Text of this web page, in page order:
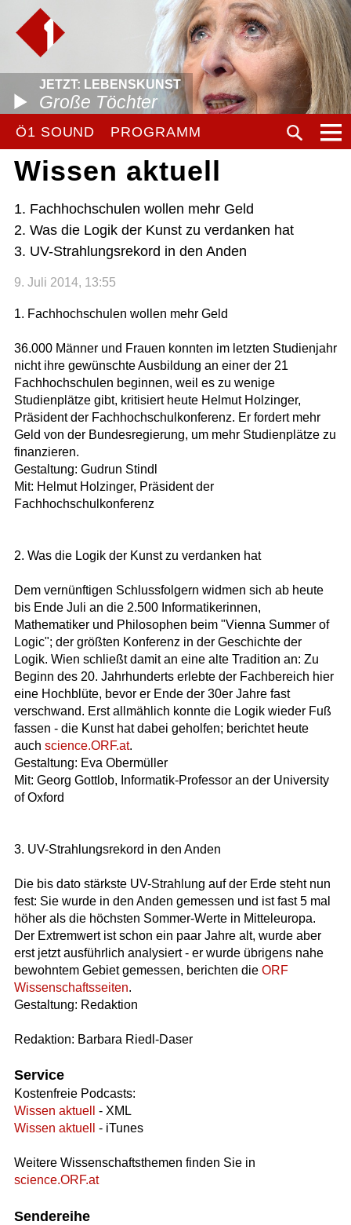
JETZT: LEBENSKUNST
Große Töchter
Ö1 SOUND PROGRAMM
Wissen aktuell
1. Fachhochschulen wollen mehr Geld
2. Was die Logik der Kunst zu verdanken hat
3. UV-Strahlungsrekord in den Anden
9. Juli 2014, 13:55
1. Fachhochschulen wollen mehr Geld
36.000 Männer und Frauen konnten im letzten Studienjahr
nicht ihre gewünschte Ausbildung an einer der 21
Fachhochschulen beginnen, weil es zu wenige
Studienplätze gibt, kritisiert heute Helmut Holzinger,
Präsident der Fachhochschulkonferenz. Er fordert mehr
Geld von der Bundesregierung, um mehr Studienplätze zu
finanzieren.
Gestaltung: Gudrun Stindl
Mit: Helmut Holzinger, Präsident der
Fachhochschulkonferenz
2. Was die Logik der Kunst zu verdanken hat
Dem vernünftigen Schlussfolgern widmen sich ab heute
bis Ende Juli an die 2.500 Informatikerinnen,
Mathematiker und Philosophen beim "Vienna Summer of
Logic"; der größten Konferenz in der Geschichte der
Logik. Wien schließt damit an eine alte Tradition an: Zu
Beginn des 20. Jahrhunderts erlebte der Fachbereich hier
eine Hochblüte, bevor er Ende der 30er Jahre fast
verschwand. Erst allmählich konnte die Logik wieder Fuß
fassen - die Kunst hat dabei geholfen; berichtet heute
auch science.ORF.at.
Gestaltung: Eva Obermüller
Mit: Georg Gottlob, Informatik-Professor an der University
of Oxford
3. UV-Strahlungsrekord in den Anden
Die bis dato stärkste UV-Strahlung auf der Erde steht nun
fest: Sie wurde in den Anden gemessen und ist fast 5 mal
höher als die höchsten Sommer-Werte in Mitteleuropa.
Der Extremwert ist schon ein paar Jahre alt, wurde aber
erst jetzt ausführlich analysiert - er wurde übrigens nahe
bewohntem Gebiet gemessen, berichten die ORF
Wissenschaftsseiten.
Gestaltung: Redaktion
Redaktion: Barbara Riedl-Daser
Service
Kostenfreie Podcasts:
Wissen aktuell
- XML
Wissen aktuell
- iTunes
Weitere Wissenschaftsthemen finden Sie in
science.ORF.at
Sendereihe